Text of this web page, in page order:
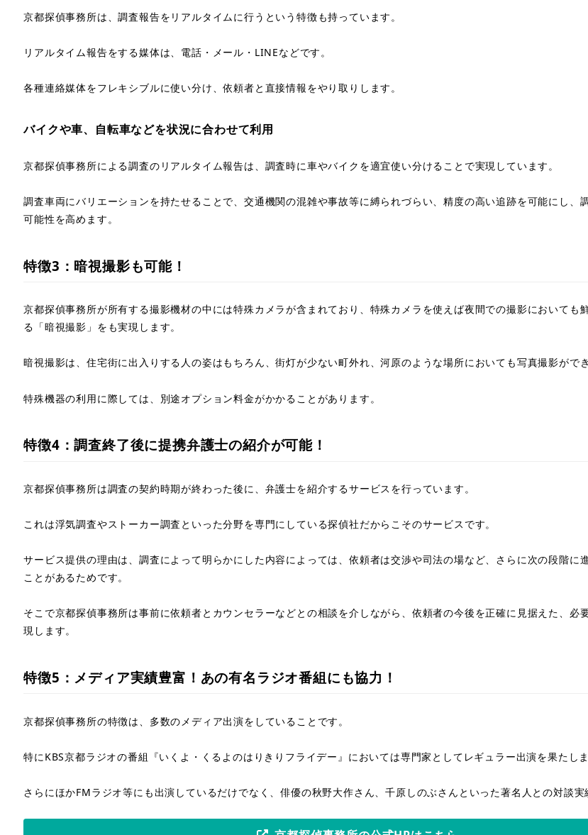
京都探偵事務所はこんな人におすすめ！
8.1. 女性で、男性調査員への相談に抵抗がある人
10.京都で女性調査員への相談を希望するなら、京都探偵事務所がおすすめ！
京都探偵事務所は、調査報告をリアルタイムに行うという特徴も持っています。
リアルタイム報告をする媒体は、電話・メール・LINEなどです。
各種連絡媒体をフレキシブルに使い分け、依頼者と直接情報をやり取りします。
バイクや車、自転車などを状況に合わせて利用
京都探偵事務所による調査のリアルタイム報告は、調査時に車やバイクを適宜使い分けることで実現しています。
調査車両にバリエーションを持たせることで、交通機関の混雑や事故等に縛られづらい、精度の高い追跡を可能にし、
可能性を高めます。
特徴3：暗視撮影も可能！
京都探偵事務所が所有する撮影機材の中には特殊カメラが含まれており、特殊カメラを使えば夜間での撮影においても
る「暗視撮影」をも実現します。
暗視撮影は、住宅街に出入りする人の姿はもちろん、街灯が少ない町外れ、河原のような場所においても写真撮影ができ
特殊機器の利用に際しては、別途オプション料金がかかることがあります。
特徴4：調査終了後に提携弁護士の紹介が可能！
京都探偵事務所は調査の契約時期が終わった後に、弁護士を紹介するサービスを行っています。
これは浮気調査やストーカー調査といった分野を専門にしている探偵社だからこそのサービスです。
サービス提供の理由は、調査によって明らかにした内容によっては、依頼者は交渉や司法の場など、さらに次の段階に
ことがあるためです。
そこで京都探偵事務所は事前に依頼者とカウンセラーなどとの相談を介しながら、依頼者の今後を正確に見据えた、必
現します。
特徴5：メディア実績豊富！あの有名ラジオ番組にも協力！
京都探偵事務所の特徴は、多数のメディア出演をしていることです。
特にKBS京都ラジオの番組『いくよ・くるよのはりきりフライデー』においては専門家としてレギュラー出演を果たしま
さらにほかFMラジオ等にも出演しているだけでなく、俳優の秋野大作さん、千原しのぶさんといった著名人との対談実